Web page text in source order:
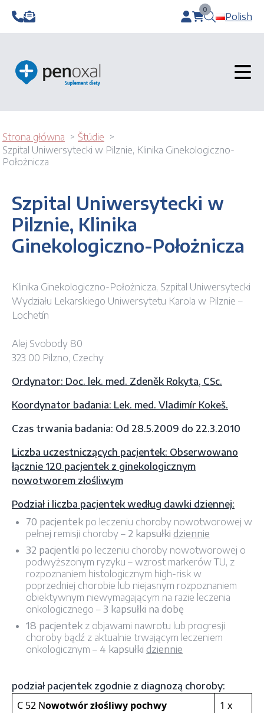
0
items in cart,
Polish
Strona główna
Štúdie
Szpital Uniwersytecki w Pilznie, Klinika Ginekologiczno-
Położnicza
Szpital Uniwersytecki w
Pilznie, Klinika
Ginekologiczno-Położnicza
Klinika Ginekologiczno-Położnicza, Szpital Uniwersytecki
Wydziału Lekarskiego Uniwersytetu Karola w Pilznie –
Lochetín
Alej Svobody 80
323 00 Pilzno, Czechy
Ordynator: Doc. lek. med. Zdeněk Rokyta, CSc.
Koordynator badania: Lek. med. Vladimír Kokeš.
Czas trwania badania: Od 28.5.2009 do 22.3.2010
Liczba uczestniczących pacjentek: Obserwowano
łącznie 120 pacjentek z ginekologicznym
nowotworem złośliwym
Podział i liczba pacjentek według dawki dziennej:
70 pacjentek po leczeniu choroby nowotworowej w
pełnej remisji choroby – 2 kapsułki dziennie
32 pacjentki po leczeniu choroby nowotworowej o
podwyższonym ryzyku – wzrost markerów TU, z
rozpoznaniem histologicznym high-risk w
poprzedniej chorobie lub niejasnym rozpoznaniem
obiektywnym niewymagającym na razie leczenia
onkologicznego – 3 kapsułki na dobę
18 pacjentek z objawami nawrotu lub progresji
choroby bądź z aktualnie trwającym leczeniem
onkologicznym – 4 kapsułki dziennie
podział pacjentek zgodnie z diagnozą choroby:
C 52 Nowotwór złośliwy pochwy
1 x